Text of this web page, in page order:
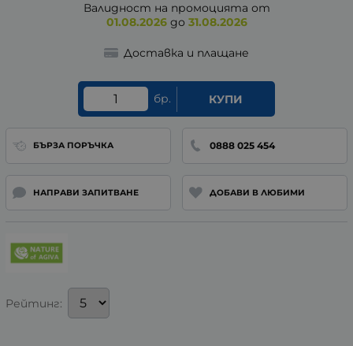
Валидност на промоцията от
01.08.2026 до 31.08.2026
Доставка и плащане
бр. КУПИ
БЪРЗА ПОРЪЧКА 0888 025 454
НАПРАВИ ЗАПИТВАНЕ ДОБАВИ В ЛЮБИМИ
Рейтинг: